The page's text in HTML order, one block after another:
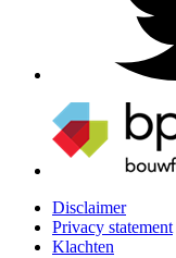
Disclaimer
Privacy statement
Klachten